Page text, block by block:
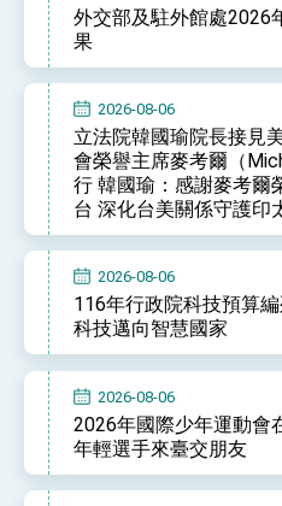
外交部及駐外館處2026
果
2026-08-06
立法院韓國瑜院長接見
會榮譽主席麥考爾（
行 韓國瑜：感謝麥考爾
台 深化台美關係守護印
2026-08-06
116年行政院科技預算
科技邁向智慧國家
2026-08-06
2026年國際少年運動會
年輕選手來臺交朋友